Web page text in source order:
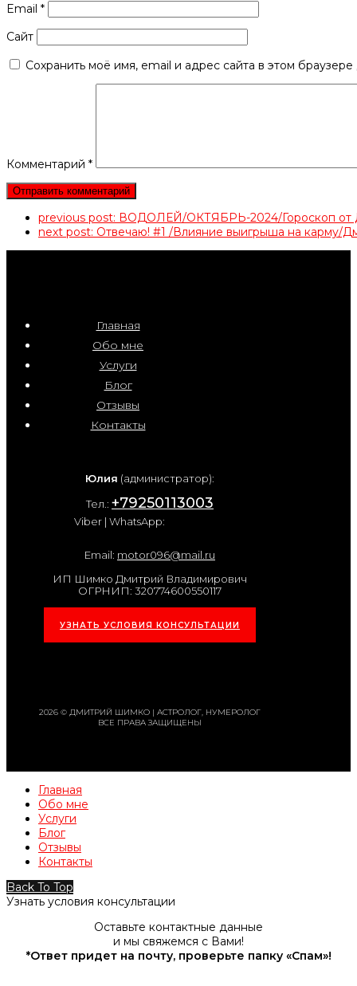
Email *
Сайт
Сохранить моё имя, email и адрес сайта в этом
Комментарий *
previous post: ВОДОЛЕЙ/ОКТЯБРЬ-2024/Гороскоп
next post: Отвечаю! #1 /Влияние выигрыша на карму/
Главная
Обо мне
Услуги
Блог
Отзывы
Контакты
Юлия (администратор):
Тел.: +79250113003
Viber | WhatsApp:
Email: motor096@mail.ru
ИП Шимко Дмитрий Владимирович
ОГРНИП: 320774600550117
УЗНАТЬ УСЛОВИЯ КОНСУЛЬТАЦИИ
2026 © ДМИТРИЙ ШИМКО | АСТРОЛОГ, НУМЕРОЛОГ
ВСЕ ПРАВА ЗАЩИЩЕНЫ
Главная
Обо мне
Услуги
Блог
Отзывы
Контакты
Back To Top
Узнать условия консультации
Оставьте контактные данные
и мы свяжемся с Вами!
*Ответ придет на почту, проверьте папку «Спам»!